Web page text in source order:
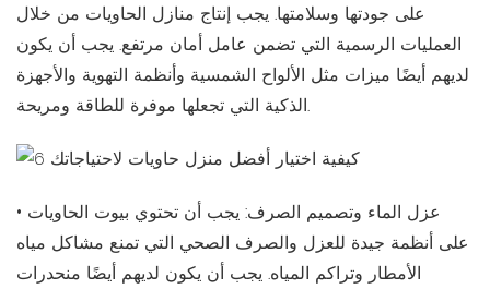
على جودتها وسلامتها. يجب إنتاج منازل الحاويات من خلال
العمليات الرسمية التي تضمن عامل أمان مرتفع. يجب أن يكون
لديهم أيضًا ميزات مثل الألواح الشمسية وأنظمة التهوية والأجهزة
الذكية التي تجعلها موفرة للطاقة ومريحة.
• عزل الماء وتصميم الصرف: يجب أن تحتوي بيوت الحاويات
على أنظمة جيدة للعزل والصرف الصحي التي تمنع مشاكل مياه
الأمطار وتراكم المياه. يجب أن يكون لديهم أيضًا منحدرات